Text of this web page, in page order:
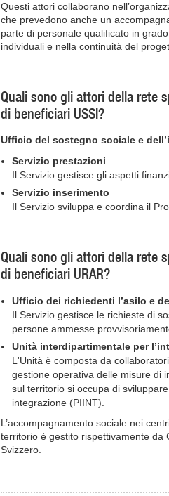
Questi attori collaborano
che prevedono anche un
parte di personale qualificato in
individuali e nella continuità del
Quali sono gli attori della rete
di beneficiari USSI?
Ufficio del sostegno sociale e
Servizio prestazioni
Il Servizio gestisce gli aspetti
Servizio inserimento
Il Servizio sviluppa e coordina il
Quali sono gli attori della rete
di beneficiari URAR?
Ufficio dei richiedenti l’asilo e
Il Servizio gestisce le richieste di
persone ammesse
Unità interdipartimentale per
L'Unità è composta da
gestione operativa delle misure di
sul territorio si occupa di
integrazione (PIINT).
L’accompagnamento sociale nei
territorio è gestito rispettivamente da
Svizzero.